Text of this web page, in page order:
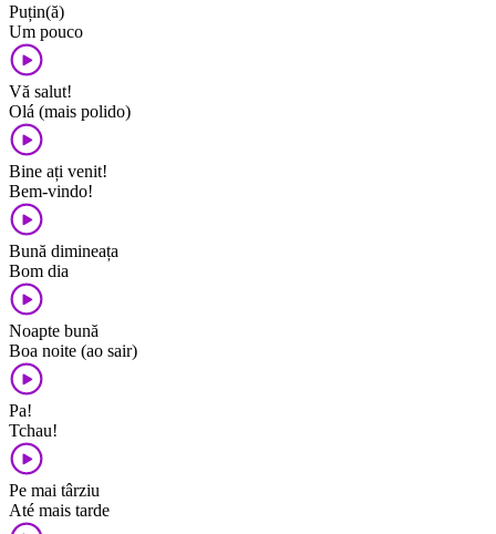
Puțin(ă)
Um pouco
Vă salut!
Olá (mais polido)
Bine ați venit!
Bem-vindo!
Bună dimineața
Bom dia
Noapte bună
Boa noite (ao sair)
Pa!
Tchau!
Pe mai târziu
Até mais tarde